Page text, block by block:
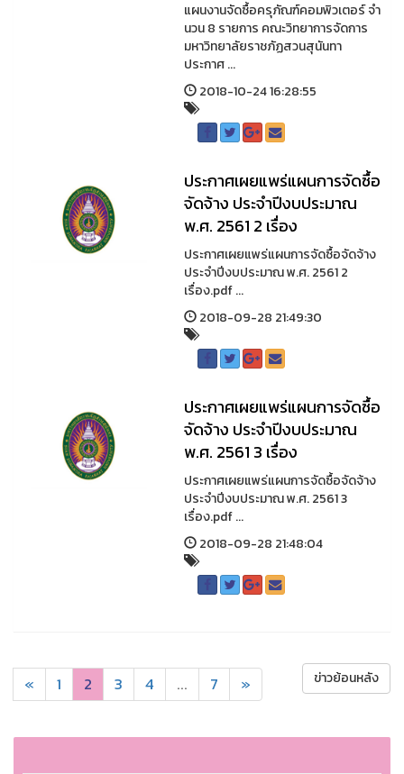
แผนงานจัดซื้อครุภัณฑ์คอมพิวเตอร์ จํา
นวน 8 รายการ คณะวิทยาการจัดการ
มหาวิทยาลัยราชภัฏสวนสุนันทา
ประกาศ ...
2018-10-24 16:28:55
ประกาศเผยแพร่แผนการจัดซื้อ
จัดจ้าง ประจำปีงบประมาณ
พ.ศ. 2561 2 เรื่อง
ประกาศเผยแพร่แผนการจัดซื้อจัดจ้าง
ประจำปีงบประมาณ พ.ศ. 2561 2
เรื่อง.pdf ...
2018-09-28 21:49:30
ประกาศเผยแพร่แผนการจัดซื้อ
จัดจ้าง ประจำปีงบประมาณ
พ.ศ. 2561 3 เรื่อง
ประกาศเผยแพร่แผนการจัดซื้อจัดจ้าง
ประจำปีงบประมาณ พ.ศ. 2561 3
เรื่อง.pdf ...
2018-09-28 21:48:04
« 1 2 3 4 ... 7 » ข่าวย้อนหลัง